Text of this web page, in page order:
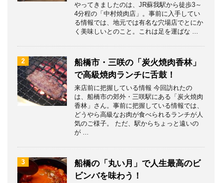
やってきましたのは、JR蘇我駅から徒歩3～
4分程の「中村焼肉店」。事前に入手してい
る情報では、地元では有名な穴場店でとにか
く美味しいとのこと。これは足を運ばな ...
2
船橋市・三咲の「炭火焼肉香林」
で高級焼肉ランチに舌鼓！
来店前に把握している情報 今回訪れたの
は、船橋市の郊外・三咲駅にある「炭火焼肉
香林」さん。事前に把握している情報では、
どうやら高級なお肉が食べられるランチが人
気のご様子。 ただ、駅からちょっと遠いの
が ...
3
船橋の「丸い月」で人生最高のビ
ビンバを味わう！